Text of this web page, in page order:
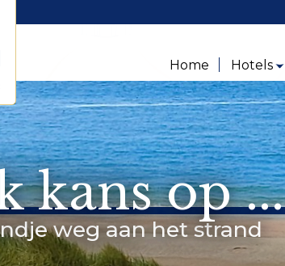
Home Hotels
kans op ...
weg aan het strand